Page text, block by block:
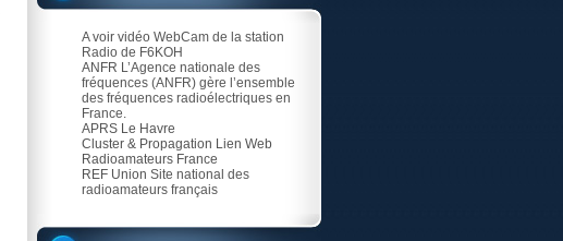
A voir vidéo WebCam de la station
Radio de F6KOH
ANFR L’Agence nationale des
fréquences (ANFR) gère l’ensemble
des fréquences radioélectriques en
France.
APRS Le Havre
Cluster & Propagation Lien Web
Radioamateurs France
REF Union Site national des
radioamateurs français